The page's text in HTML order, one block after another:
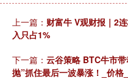
上一篇： 财富牛 V观财报｜2
入只占1%
下一篇： 云谷策略 BTC牛市
抛”抓住最后一波暴涨！_价格